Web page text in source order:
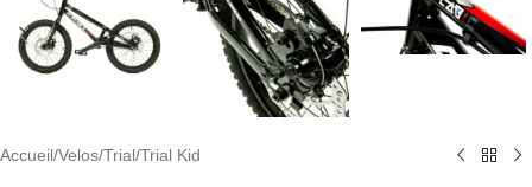
Accueil/Velos/Trial/Trial Kid